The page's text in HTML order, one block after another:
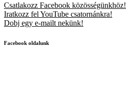
Csatlakozz Facebook közösségünkhöz!
Iratkozz fel YouTube csatornánkra!
Dobj egy e-mailt nekünk!
Facebook oldalunk